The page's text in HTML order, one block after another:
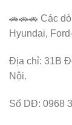
🚗🚗🚗 Các
Hyundai,
Địa chỉ: 31B
Nội.
Số DĐ: 0968